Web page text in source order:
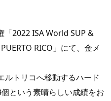
「2022 ISA World SUP &
RICO」にて、金メ
ルトリコへ移動するハード
という素晴らしい成績をお